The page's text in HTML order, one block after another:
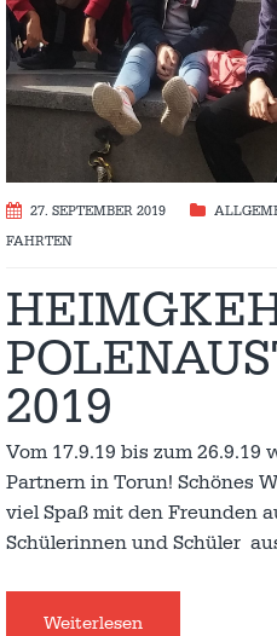
27. SEPTEMBER 2019
FAHRTEN
2019
Vom 17.9.19 bis zum
Partnern in Torun! Schönes
viel Spaß mit den Freunden
Schülerinnen und Schüler
Weiterlesen